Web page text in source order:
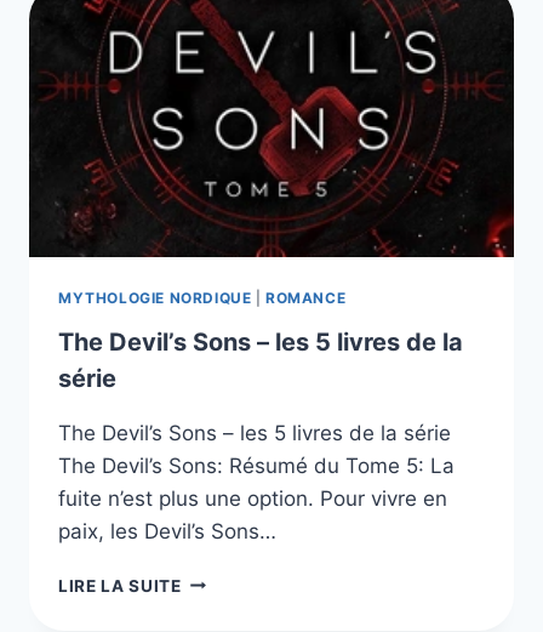
PAULO
COELHO
MYTHOLOGIE NORDIQUE |ROMANCE
The Devil’s Sons – les 5 livres de la
série
The Devil’s Sons – les 5 livres de la série
The Devil’s Sons: Résumé du Tome 5: La
fuite n’est plus une option. Pour vivre en
paix, les Devil’s Sons…
LIRE LA SUITETHE